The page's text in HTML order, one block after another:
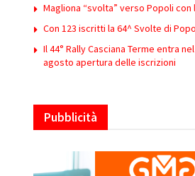
Magliona “svolta” verso Popoli con
Con 123 iscritti la 64^ Svolte di
Il 44° Rally Casciana Terme entra
agosto apertura delle iscrizioni
Pubblicità